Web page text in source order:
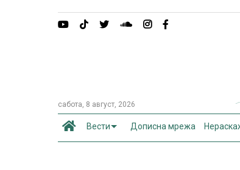
сабота, 8 август, 2026
Вести Дописна мрежа